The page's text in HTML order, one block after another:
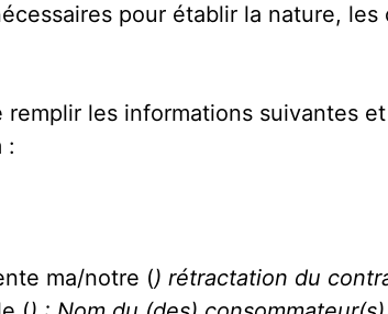
pour établir la nature,
les informations suivantes
:
ma/notre () rétractation du